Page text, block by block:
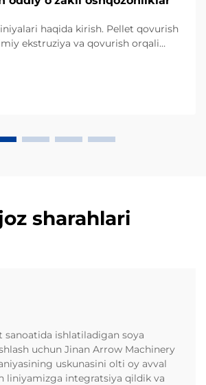
haqida kirish. Pellet qovurish
ekstruziya va qovurish orqali
aylantiruvchi sanoat tizimidir.
qovurishdan farqli o'laroq, bu
sharahlari
sanoatida ishlatiladigan soya
uchun Jinan Arrow Machinery
uskunasini olti oy avval
liniyamizga integratsiya qildik va